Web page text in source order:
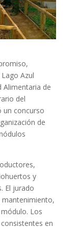
Azul
Alimentaria de
del
un concurso
de
y
El jurado
Los
en